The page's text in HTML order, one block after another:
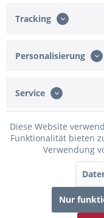
Artikel-Nr.:
Beschreibung
Bewertungen
0
Bewertungen lesen,
Infos zum Hersteller
Folgende Infos zum
5
Tracking
Personalisierung
Service
Diese Website
Funktionalität bieten
Verwendung
Nur